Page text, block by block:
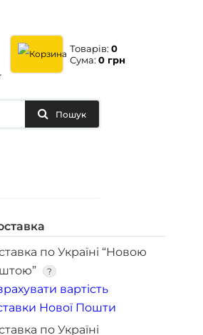
Товарів: 0
Сума: 0 грн
Пошук
по Україні “Новою
?
вартість
Нової Пошти
по Україні